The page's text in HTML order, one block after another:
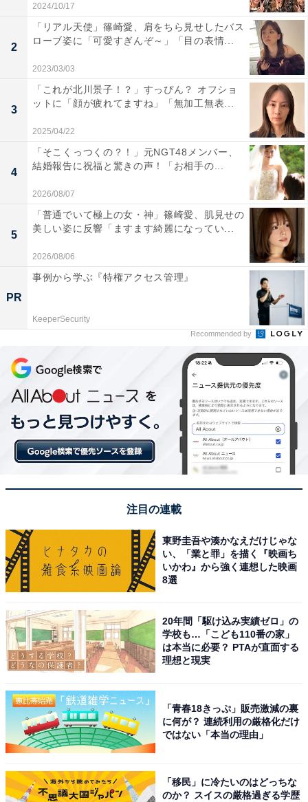
2024/10/17
2
「リアル天使」篠崎愛、肩をちら見せしたバス
ローブ姿に「可愛すぎんぞ～」「目の表情...
2023/03/03
3
「これが北川景子！？」すっぴん？ オフショ
ットに「顔が疲れてますね」「無加工無表...
2025/04/22
4
「そこくっつくの？！」元NGT48メンバー、
結婚報告に祝福と驚きの声！「お相手の...
2026/08/07
5
「普通でいて極上の女・神」篠崎愛、肌見せの
美しい姿に反響「ますます綺麗になってい...
2026/08/06
PR
事例から学ぶ『特権アクセス管理』
KeeperSecurity
Recommended by
注目の連載
東野圭吾や湊かなえだけじゃな
い、「業と罪」を描く『映画ち
いかわ』から強く連想した映画
8選
20年間「駆け込み実績ゼロ」の
学校も…「こども110番の家」
は本当に必要？ PTAが直面する
理想と現実
「青春18きっぷ」販売激減の裏
に何が？ 連続利用の厳格化だけ
ではない「本当の理由」
「移民」に冷たいのはどっちな
のか？ スイスの厳格過ぎる学歴